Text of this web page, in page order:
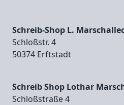
Schreib-Shop L.
Schloßstr. 4
50374 Erftstadt
Schreib Shop Lothar
Schloßstraße 4